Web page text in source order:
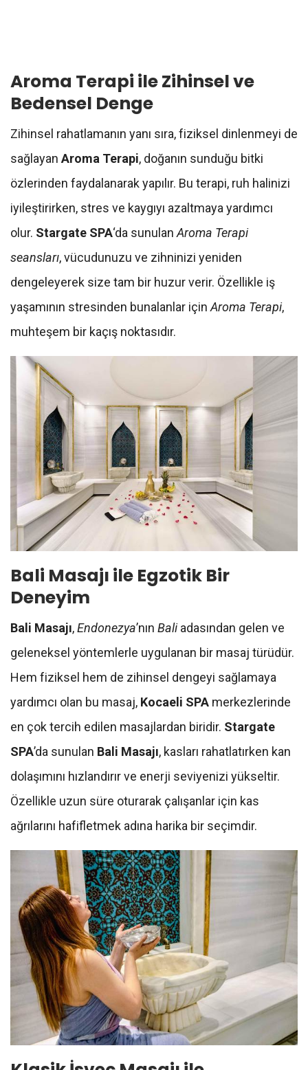
Aroma Terapi ile Zihinsel ve
Bedensel Denge
Zihinsel rahatlamanın yanı sıra, fiziksel dinlenmeyi de
sağlayan Aroma Terapi, doğanın sunduğu bitki
özlerinden faydalanarak yapılır. Bu terapi, ruh halinizi
iyileştirirken, stres ve kaygıyı azaltmaya yardımcı
olur. Stargate SPA‘da sunulan Aroma Terapi
seansları, vücudunuzu ve zihninizi yeniden
dengeleyerek size tam bir huzur verir. Özellikle iş
yaşamının stresinden bunalanlar için Aroma Terapi,
muhteşem bir kaçış noktasıdır.
Bali Masajı ile Egzotik Bir
Deneyim
Bali Masajı,Endonezya’nın Baliadasından gelen ve
geleneksel yöntemlerle uygulanan bir masaj türüdür.
Hem fiziksel hem de zihinsel dengeyi sağlamaya
yardımcı olan bu masaj, Kocaeli SPA merkezlerinde
en çok tercih edilen masajlardan biridir. Stargate
SPA’da sunulan Bali Masajı, kasları rahatlatırken kan
dolaşımını hızlandırır ve enerji seviyenizi yükseltir.
Özellikle uzun süre oturarak çalışanlar için kas
ağrılarını hafifletmek adına harika bir seçimdir.